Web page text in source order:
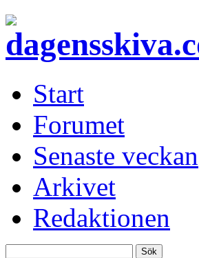
Start
Forumet
Senaste veckan
Arkivet
Redaktionen